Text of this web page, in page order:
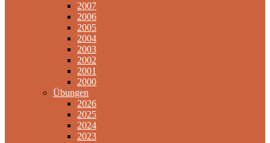
2007
2006
2005
2004
2003
2002
2001
2000
Übungen
2026
2025
2024
2023